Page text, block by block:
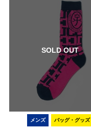
SOLD OUT
メンズ バッグ・グッズ